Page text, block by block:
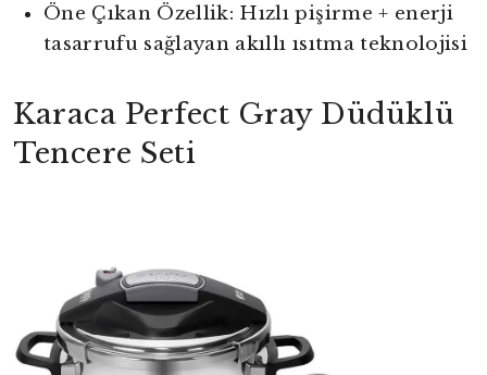
Öne Çıkan Özellik: Hızlı pişirme + enerji
tasarrufu sağlayan akıllı ısıtma teknolojisi
Karaca Perfect Gray Düdüklü
Tencere Seti